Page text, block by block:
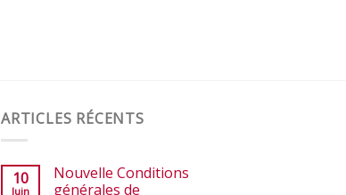
ARTICLES RÉCENTS
10
Juin
Nouvelle Conditions
générales de